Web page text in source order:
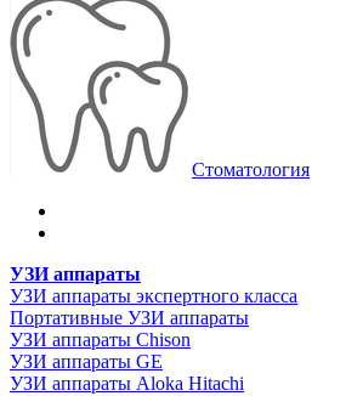
Стоматология
УЗИ аппараты
УЗИ аппараты экспертного класса
Портативные УЗИ аппараты
УЗИ аппараты Chison
УЗИ аппараты GE
УЗИ аппараты Aloka Hitachi